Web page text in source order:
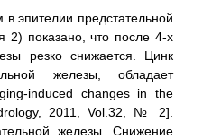
эпителии предстательной
2) показано, что после 4-х
резко снижается. Цинк
железы, обладает
induced changes in the
2011, Vol.32, № 2].
железы. Снижение